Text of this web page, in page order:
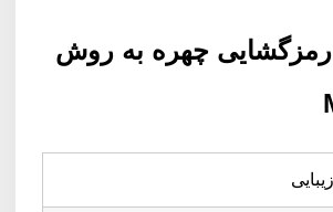
رمزگشایی چهره به روش
زیبایی